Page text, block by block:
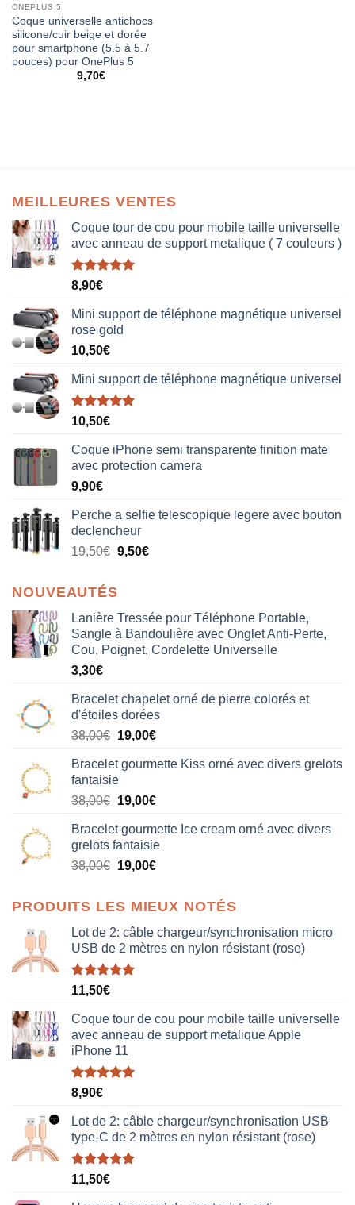
ONEPLUS 5
Coque universelle antichocs
silicone/cuir beige et dorée
pour smartphone (5.5 à 5.7
pouces) pour OnePlus 5
9,70€
MEILLEURES VENTES
Coque tour de cou pour mobile taille universelle
avec anneau de support metalique ( 7 couleurs )
Note5.00
8,90€
Mini support de téléphone magnétique universel
rose gold
10,50€
Mini support de téléphone magnétique universel
Note5.00
10,50€
Coque iPhone semi transparente finition mate
avec protection camera
9,90€
Perche a selfie telescopique legere avec bouton
declencheur
19,50€ 9,50€
NOUVEAUTÉS
Lanière Tressée pour Téléphone Portable,
Sangle à Bandoulière avec Onglet Anti-Perte,
Cou, Poignet, Cordelette Universelle
3,30€
Bracelet chapelet orné de pierre colorés et
d'étoiles dorées
38,00€ Le
initial
était :
38,00€.
19,00€Le
actuel
19,00€.
Bracelet gourmette Kiss orné avec divers grelots
fantaisie
38,00€ Le
initial
était :
38,00€.
19,00€Le
actuel
est :
19,00€.
Bracelet gourmette Ice cream orné avec divers
grelots fantaisie
38,00€ Le
était :
38,00€.
19,00€Le
est :
19,00€.
PRODUITS LES MIEUX NOTÉS
Lot de 2: câble chargeur/synchronisation micro
USB de 2 mètres en nylon résistant (rose)
Note5.00
11,50€
Coque tour de cou pour mobile taille universelle
avec anneau de support metalique Apple
iPhone 11
Note5.00
8,90€
Lot de 2: câble chargeur/synchronisation USB
type-C de 2 mètres en nylon résistant (rose)
Note5.00
11,50€